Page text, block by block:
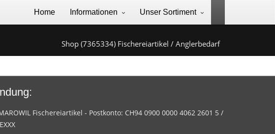
Home Informationen Unser Sortiment
Shop (7365334) Fischereiartikel / Anglerbedarf
Fischereiartikel - Postkonto: CH94 0900 0000 4062 2601 5 /